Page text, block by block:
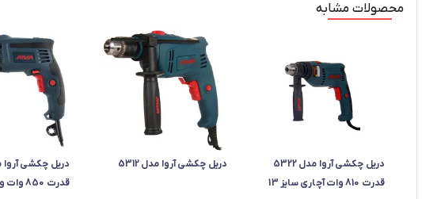
محصولات مشابه
دریل چکشی آروا مدل 5322
قدرت 810 وات آچاری سایز 13
دریل چکشی آروا مدل 5312
قدرت 850 وات و آچاری